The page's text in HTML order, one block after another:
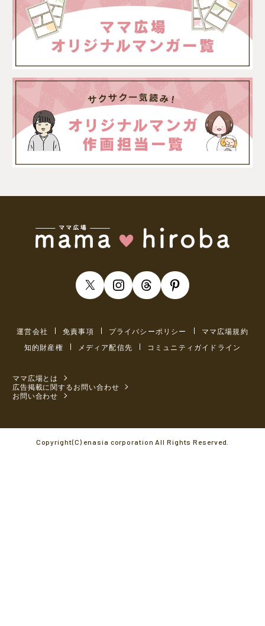
運営会社 免責事項 プライバシーポリシー
ママ広場規約
知的財産権
メディア配信先 コミュニティガイドライン
ママ広場とは
広告掲載に関するお問い合わせ
お問い合わせ
Copyright(C) enasia corporation All Rights Reserved.